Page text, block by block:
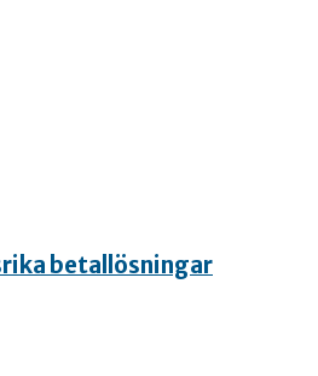
betallösningar